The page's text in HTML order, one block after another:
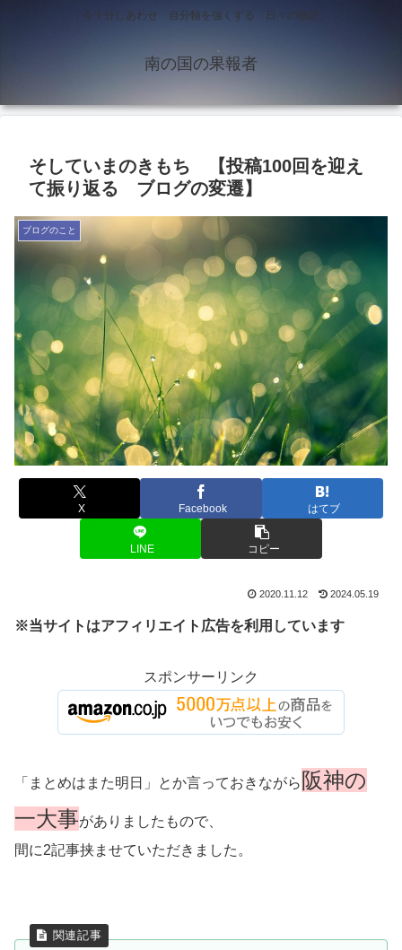
今十分しあわせ 自分軸を強くする 日々の物語
南の国の果報者
そしていまのきもち 【投稿100回を迎え
て振り返る ブログの変遷】
ブログのこと
X Facebook はてブ
LINE コピー
2020.11.12 2024.05.19
※当サイトはアフィリエイト広告を利用しています
スポンサーリンク
「まとめはまた明日」とか言っておきながら阪神の
一大事がありましたもので、
間に2記事挟ませていただきました。